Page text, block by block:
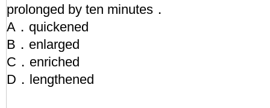
prolonged by ten minutes．
A．quickened
B．enlarged
C．enriched
D．lengthened